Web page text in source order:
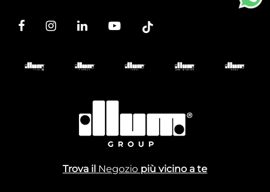
Trova il Negozio più vicino a te